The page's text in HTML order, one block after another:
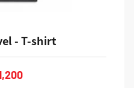
- T-shirt